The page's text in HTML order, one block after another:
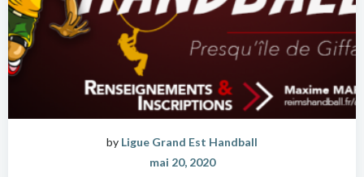
by Ligue Grand Est Handball
mai 20, 2020